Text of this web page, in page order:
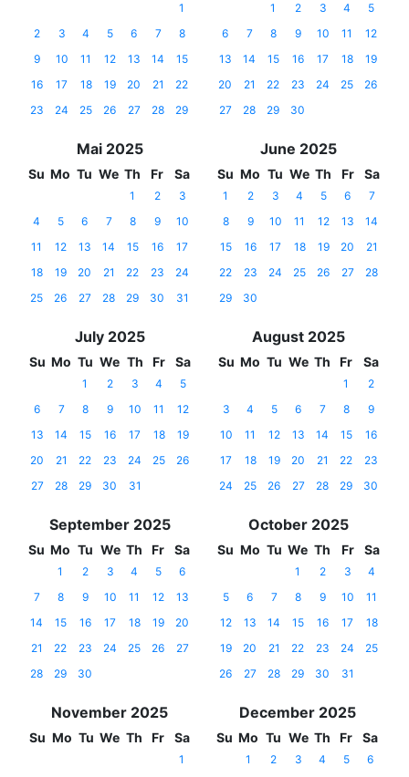
1
2
3 4 5 6 7
8
9
10 11 12 13 14
15
16
17 18 19 20 21
22
23
24 25 26 27 28 29
1 2 3 4
5
6
7 8 9 10 11
12
13
14 15 16 17 18
19
20
21 22 23 24 25
26
27
28 29 30
Mai 2025
Su Mo Tu We Th Fr Sa
1 2
3
4
5 6 7 8 9
10
11
12 13 14 15 16
17
18
19 20 21 22 23
24
25
26 27 28 29 30 31
June 2025
Su Mo Tu We Th Fr Sa
1 2 3 4 5 6
7
8
9 10 11 12 13
14
15
16 17 18 19 20
21
22
23 24 25 26 27
28
29
30
July 2025
Su Mo Tu We Th Fr Sa
1 2 3 4
5
6
7 8 9 10 11
12
13
14 15 16 17 18
19
20
21 22 23 24 25
26
27
28 29 30 31
August 2025
Su Mo Tu We Th Fr Sa
1
2
3
4 5 6 7 8
9
10
11 12 13 14 15
16
17
18 19 20 21 22
23
24
25 26 27 28 29 30
September 2025
Su Mo Tu We Th Fr Sa
1 2 3 4 5
6
7
8 9 10 11 12
13
14
15 16 17 18 19
20
21
22 23 24 25 26
27
28
29 30
October 2025
Su Mo Tu We Th Fr Sa
1 2 3
4
5
6 7 8 9 10
11
12
13 14 15 16 17
18
19
20 21 22 23 24
25
26
27 28 29 30 31
November 2025
Su Mo Tu We Th Fr Sa
1
December 2025
Su Mo Tu We Th Fr Sa
1 2 3 4 5
6